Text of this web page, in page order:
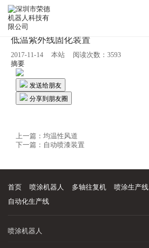
低温紫外线固化装置
2017-11-14 本站 阅读次数：3593
摘要
发送给朋友
分享到朋友圈
上一篇：均温性风道
下一篇： 自动喷漆装置
首页 喷涂机器人 多轴往复机 喷涂生产线
自动化生产线
喷涂机器人